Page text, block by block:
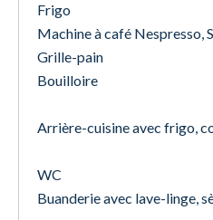
Frigo
Machine à café Nespresso,
Grille-pain
Bouilloire
Arrière-cuisine avec frigo,
WC
Buanderie avec lave-linge,